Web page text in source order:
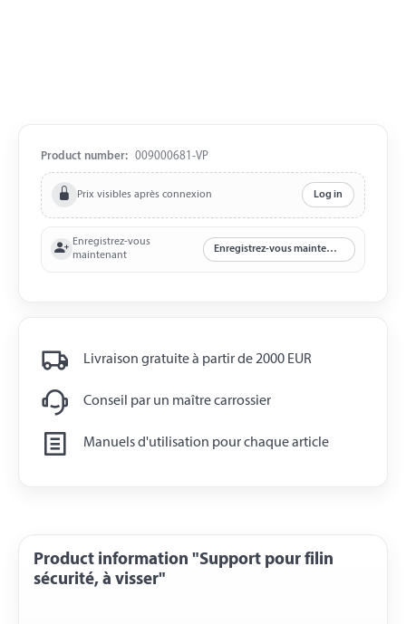
Product number: 009000681-VP
Prix visibles après connexion Log in
Enregistrez-vous
maintenant
Enregistrez-vous maintenant
Livraison gratuite à partir de 2000 EUR
Conseil par un maître carrossier
Manuels d'utilisation pour chaque article
Product information "Support pour filin
sécurité, à visser"